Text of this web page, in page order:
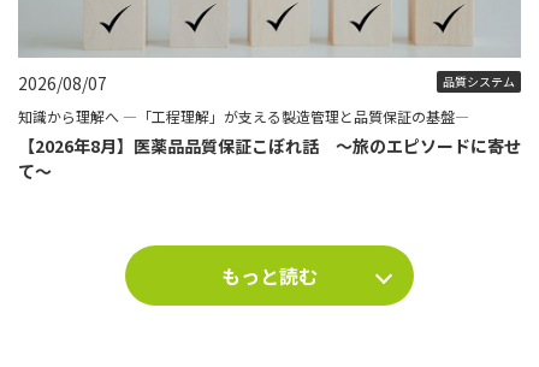
2026/08/07 品質システム
知識から理解へ ―「工程理解」が支える製造管理と品質保証の基盤―
【2026年8月】医薬品品質保証こぼれ話 ～旅のエピソードに寄せ
て～
もっと読む